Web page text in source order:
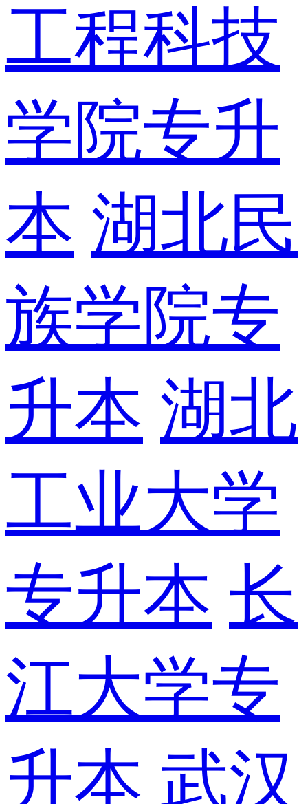
工程科技
学院专升
本 湖北民
族学院专
升本 湖北
工业大学
专升本 长
江大学专
升本 武汉